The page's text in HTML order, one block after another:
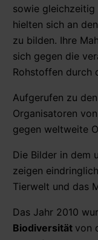
sowie gleichzeitig
hielten sich an
zu bilden. Ihre
sich gegen die
Rohstoffen durch
Aufgerufen zu
Organisatoren
gegen weltweite
Die Bilder in dem
zeigen
Tierwelt und das
Das Jahr 2010
Biodiversität von